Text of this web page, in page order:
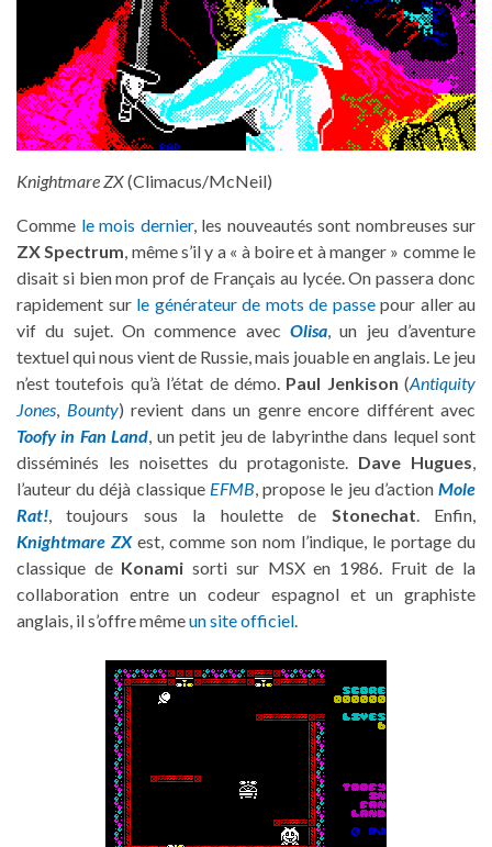
Knightmare ZX(Climacus/McNeil)
Comme le mois dernier, les nouveautés sont nombreuses sur
ZX Spectrum, même s’il y a « à boire et à manger » comme le
disait si bien mon prof de Français au lycée. On passera donc
rapidement sur le générateur de mots de passepour aller au
vif du sujet. On commence avec Olisa, un jeu d’aventure
textuel qui nous vient de Russie, mais jouable en anglais. Le jeu
n’est toutefois qu’à l’état de démo. Paul Jenkison (Antiquity
Jones, Bounty) revient dans un genre encore différent avec
Toofy in Fan Land, un petit jeu de labyrinthe dans lequel sont
disséminés les noisettes du protagoniste. Dave Hugues,
l’auteur du déjà classique EFMB, propose le jeu d’actionMole
Rat!, toujours sous la houlette de Stonechat. Enfin,
Knightmare ZX est, comme son nom l’indique, le portage du
classique de Konami sorti sur MSX en 1986. Fruit de la
collaboration entre un codeur espagnol et un graphiste
anglais, il s’offre mêmeun site officiel.